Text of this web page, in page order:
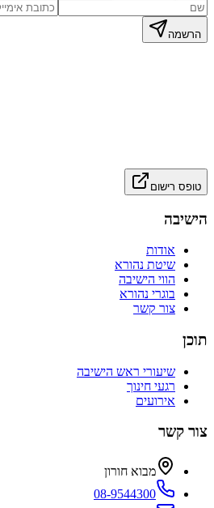
הרשמה
טופס רישום
הישיבה
אודות
שיטת נהורא
הווי הישיבה
בוגרי נהורא
צור קשר
תוכן
שיעורי ראש הישיבה
רגעי חינוך
אירועים
צור קשר
מבוא חורון
08-9544300